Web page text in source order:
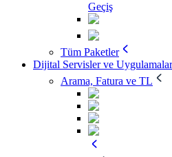
Geçiş
Tüm Paketler
Dijital Servisler ve Uygulamalar
Arama, Fatura ve TL